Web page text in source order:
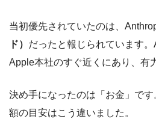
当初優先されていたのは、
ド） だったと報じられています
Apple本社のすぐ近くにあり、有
決め手になったのは「お金」で
額の目安はこう違いました。